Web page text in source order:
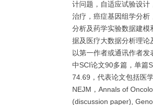
计问题，自适应试验设计
治疗，癌症基因组学分析
分析及药学实验数据建模
据及医疗大数据分析理论
以第一作者或通讯作者
中SCI论文90多篇，单篇
74.69，代表论文包括医
NEJM，Annals of
(discussion paper),